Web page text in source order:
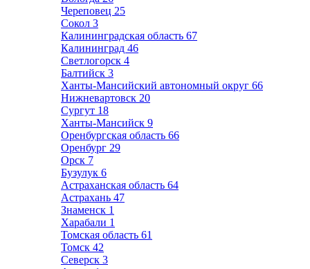
Череповец 25
Сокол 3
Калининградская область 67
Калининград 46
Светлогорск 4
Балтийск 3
Ханты-Мансийский автономный округ 66
Нижневартовск 20
Сургут 18
Ханты-Мансийск 9
Оренбургская область 66
Оренбург 29
Орск 7
Бузулук 6
Астраханская область 64
Астрахань 47
Знаменск 1
Харабали 1
Томская область 61
Томск 42
Северск 3